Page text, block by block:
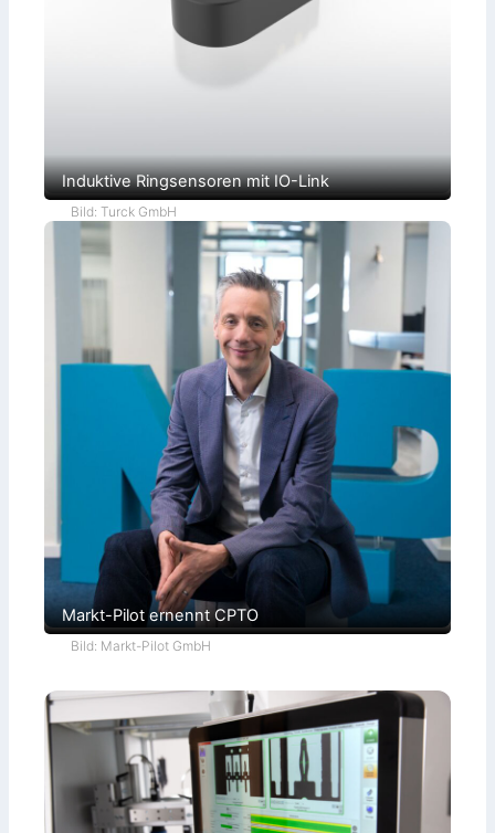
Induktive Ringsensoren mit IO-Link
Bild: Turck GmbH
Markt-Pilot ernennt CPTO
Bild: Markt-Pilot GmbH